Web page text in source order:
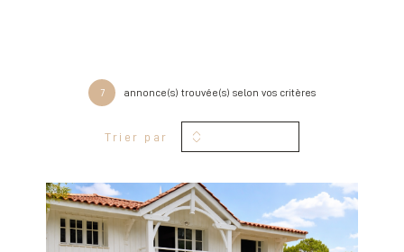
7 annonce(s) trouvée(s) selon vos critères
Trier par